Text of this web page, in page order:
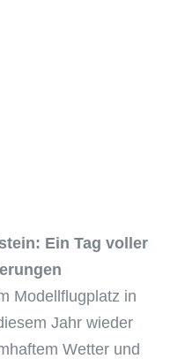
Ein Tag voller
Modellflugplatz in
Jahr wieder
Wetter und